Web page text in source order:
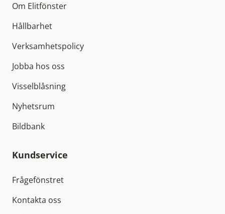
Om Elitfönster
Hållbarhet
Verksamhetspolicy
Jobba hos oss
Visselblåsning
Nyhetsrum
Bildbank
Kundservice
Frågefönstret
Kontakta oss